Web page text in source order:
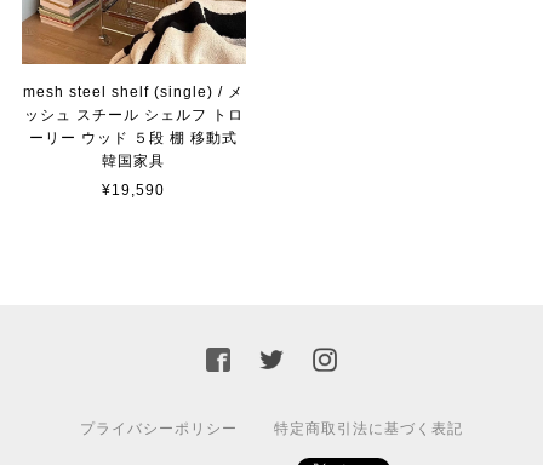
mesh steel shelf (single) / メ
ッシュ スチール シェルフ トロ
ーリー ウッド ５段 棚 移動式
韓国家具
¥19,590
プライバシーポリシー 特定商取引法に基づく表記